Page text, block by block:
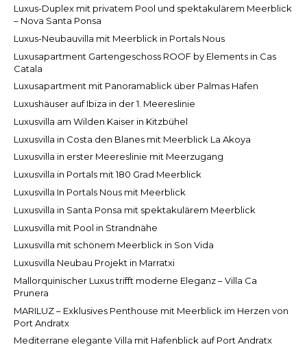
Luxus-Duplex mit privatem Pool und spektakulärem Meerblick
– Nova Santa Ponsa
Luxus-Neubauvilla mit Meerblick in Portals Nous
Luxusapartment Gartengeschoss ROOF by Elements in Cas
Catala
Luxusapartment mit Panoramablick über Palmas Hafen
Luxushäuser auf Ibiza in der 1. Meereslinie
Luxusvilla am Wilden Kaiser in Kitzbühel
Luxusvilla in Costa den Blanes mit Meerblick La Akoya
Luxusvilla in erster Meereslinie mit Meerzugang
Luxusvilla in Portals mit 180 Grad Meerblick
Luxusvilla In Portals Nous mit Meerblick
Luxusvilla in Santa Ponsa mit spektakulärem Meerblick
Luxusvilla mit Pool in Strandnähe
Luxusvilla mit schönem Meerblick in Son Vida
Luxusvilla Neubau Projekt in Marratxi
Mallorquinischer Luxus trifft moderne Eleganz – Villa Ca
Prunera
MARILUZ – Exklusives Penthouse mit Meerblick im Herzen von
Port Andratx
Mediterrane elegante Villa mit Hafenblick auf Port Andratx